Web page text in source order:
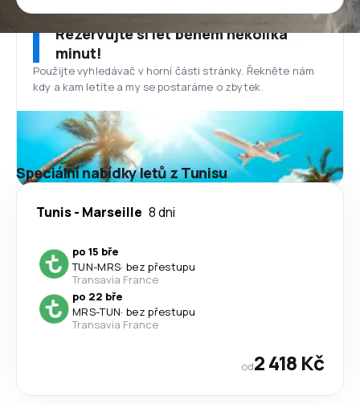
Rezervujte si let během několika
minut!
Použijte vyhledávač v horní části stránky. Řekněte nám
kdy a kam letíte a my se postaráme o zbytek.
Speciální nabídky letů z Tunisu
Tunis- Marseille 8 dni
po 15 bře
TUN-MRS· bez přestupu
Transavia France
po 22 bře
MRS-TUN· bez přestupu
Transavia France
od2 418 Kč